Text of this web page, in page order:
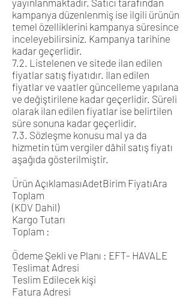
yayınlanmaktadır. Satıcı tarafından
kampanya düzenlenmiş ise ilgili ürünün
temel özelliklerini kampanya süresince
inceleyebilirsiniz. Kampanya tarihine
kadar geçerlidir.
7.2. Listelenen ve sitede ilan edilen
fiyatlar satış fiyatıdır. İlan edilen
fiyatlar ve vaatler güncelleme yapılana
ve değiştirilene kadar geçerlidir. Süreli
olarak ilan edilen fiyatlar ise belirtilen
süre sonuna kadar geçerlidir.
7.3. Sözleşme konusu mal ya da
hizmetin tüm vergiler dâhil satış fiyatı
aşağıda gösterilmiştir.
Ürün AçıklamasıAdetBirim FiyatıAra
Toplam
(KDV Dahil)
Kargo Tutarı
Toplam :
Ödeme Şekli ve Planı : EFT- HAVALE
Teslimat Adresi
Teslim Edilecek kişi
Fatura Adresi